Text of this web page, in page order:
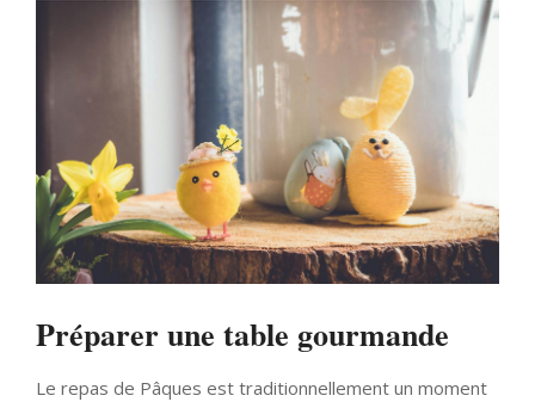
Préparer une table gourmande
Le repas de Pâques est traditionnellement un moment